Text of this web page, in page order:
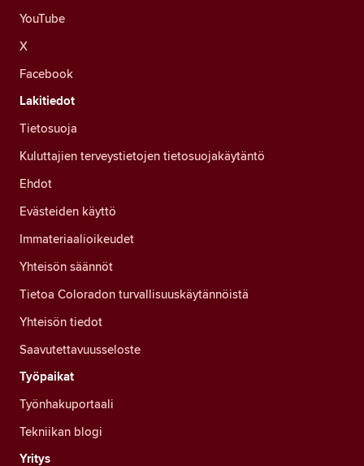
YouTube
X
Facebook
Lakitiedot
Tietosuoja
Kuluttajien terveystietojen tietosuojakäytäntö
Ehdot
Evästeiden käyttö
Immateriaalioikeudet
Yhteisön säännöt
Tietoa Coloradon turvallisuuskäytännöistä
Yhteisön tiedot
Saavutettavuusseloste
Työpaikat
Työnhakuportaali
Tekniikan blogi
Yritys